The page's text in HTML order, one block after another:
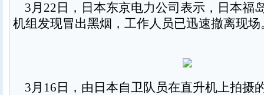
3月22日，日本东京电力公司表示，日本福
机组发现冒出黑烟，工作人员已迅速撤离现
3月16日，由日本自卫队员在直升机上拍摄